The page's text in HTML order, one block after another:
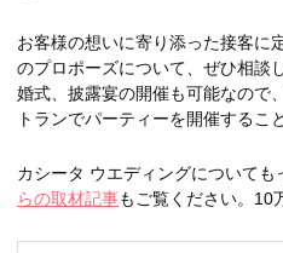
お客様の想いに寄り添った接客に
のプロポーズについて、ぜひ相談
婚式、披露宴の開催も可能なので
トランでパーティーを開催するこ
カシータ ウエディングについて
らの取材記事もご覧ください。10